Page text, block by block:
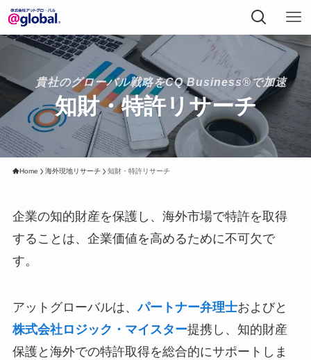
知財・特許リサーチ
貴社のグローバル戦略をCQ Business®で加速
Home 海外現地リサーチ 知財・特許リサーチ
企業の知的財産を保護し、海外市場で特許を取得
することは、企業価値を高めるために不可欠で
す。
アットグローバルは、パートナー弁理士およびと
株式会社ロジック・マイスター提携し、知的財産
保護と海外での特許取得を総合的にサポートしま